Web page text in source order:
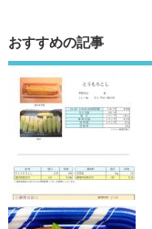
おすすめの記事